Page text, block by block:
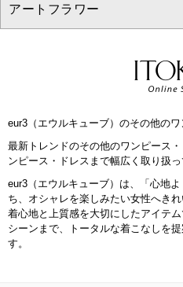
MK MICHEL KLEIN BAG
HIROKO KOSHINO
re:edition project 165
スウェット・ジャージー
セットアップパンツ
セットアップワンピース
その他のジャケット・スー
チェスターコート
ノーカラーコート
ライダースジャケット
デニムジャケット
ベルト・サスペンダー
財布・名刺入れ・ケース
ハンカチ・バンダナ
手袋
ピアス・イヤリング
ブローチ・コサージュ
その他のアクセサリー
トートバッグ
クラッチバッグ
バックパック・リュック
ボディバッグ・メッセン
すべてのシューズ
ブーツ・ブーティー
フラットシューズ
ローファー
アートフラワー
オーキッド・胡蝶蘭
カサブランカ・カラー
ラナンキュラス
eur3（エウルキューブ）のその他の
最新トレンドのその他のワンピース
ンピース・ドレスまで幅広く取り扱っ
eur3（エウルキューブ）は、「心地
ち、オシャレを楽しみたい女性へき
着心地と上質感を大切にしたアイテ
シーンまで、トータルな着こなしを
す。